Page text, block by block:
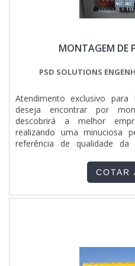
quais a ETHANN Elétrica e
precisar de serviços de
Escritório de alta
geração.
variedade e qualidade
manutenção elétrica
grande variedade no
instalações elétricas
fato de ser comprometida
padrões possíveis por
qualidade onde são
ponta. Esses fatores,
colaboradores proativos
experiência na área,
MONTAGEM DE
PSD SOLUTIONS
Atendimento exclusivo
deseja encontrar por
descobrirá a melhor
realizando uma minuciosa
referência de qualidade da
encontrar montagem de
responsável, depara com
em subestação, a
que tenham ótima
simples, mas que
COTAR